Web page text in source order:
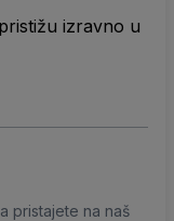
izravno u
pristajete na naš